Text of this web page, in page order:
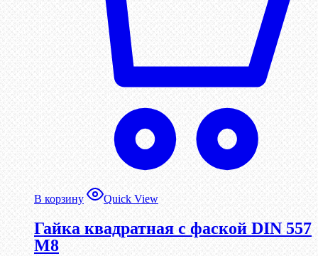
В корзину Quick View
Гайка квадратная с фаской DIN 557
М8